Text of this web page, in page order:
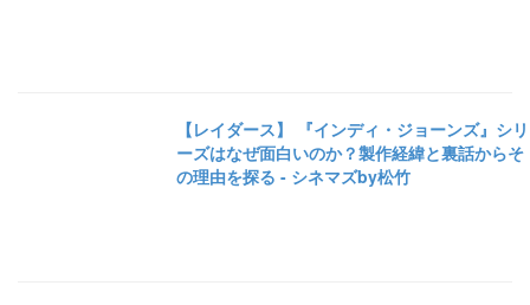
【レイダース】 『インディ・ジョーンズ』シリ
ーズはなぜ面白いのか？製作経緯と裏話からそ
の理由を探る - シネマズby松竹